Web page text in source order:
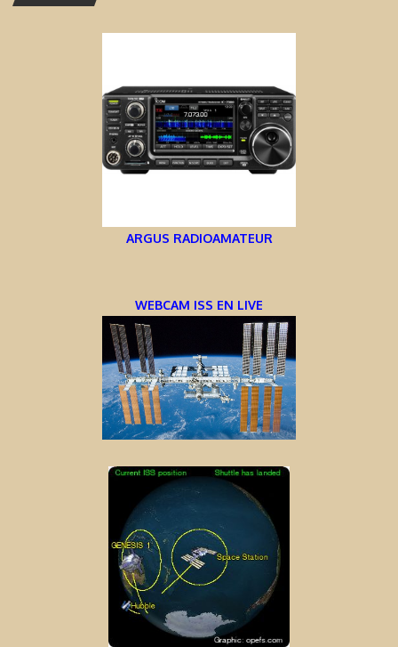
ARGUS RADIOAMATEUR
WEBCAM ISS EN LIVE